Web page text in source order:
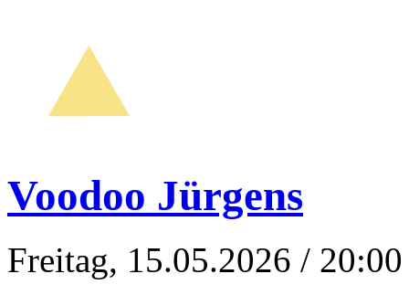
Voodoo Jürgens
Freitag, 15.05.2026 / 20:00